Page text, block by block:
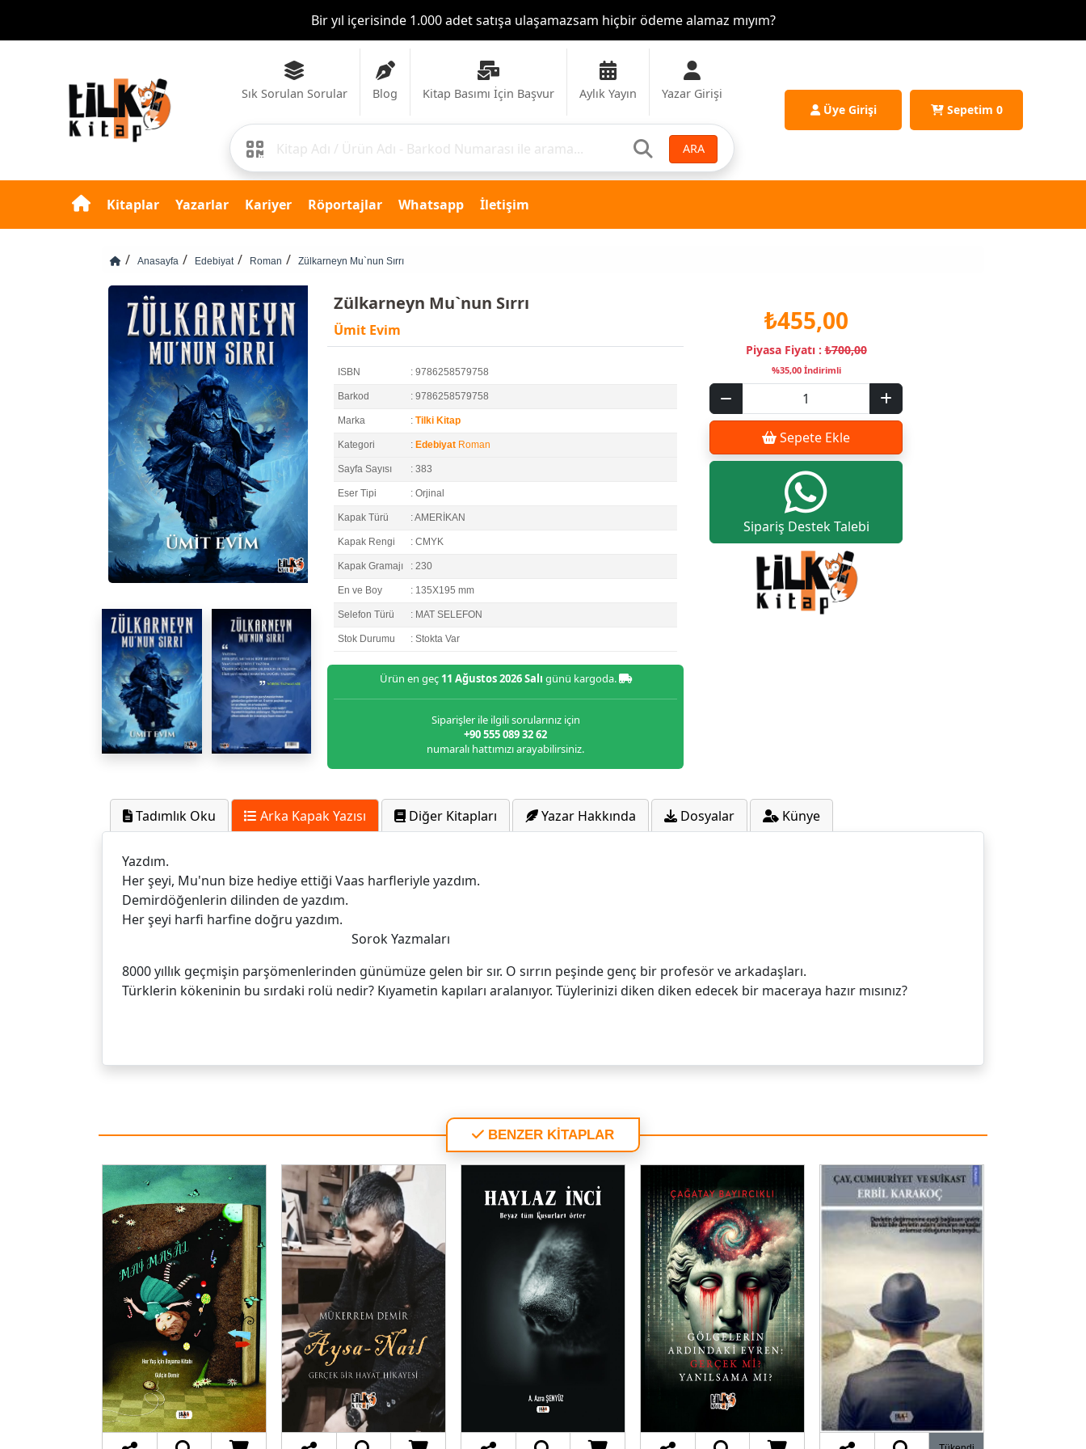
Bazı yayınevlerinde farklı isimlerle, farklı fiyatlarla, farklı baskı paketleri var. Sizde tek bir sistem mi var?
Sık Sorulan Sorular Blog Kitap Basımı İçin Başvur Aylık Yayın Yazar Girişi
ARA
Üye Girişi Sepetim 0
Kitaplar Yazarlar Kariyer Röportajlar Whatsapp İletişim
Anasayfa Edebiyat Roman Zülkarneyn Mu`nun Sırrı
Zülkarneyn Mu`nun Sırrı
Ümit Evim
ISBN : 9786258579758
Barkod : 9786258579758
Marka : Tilki Kitap
Kategori : Edebiyat Roman
Sayfa Sayısı : 383
Eser Tipi : Orjinal
Kapak Türü : AMERİKAN
Kapak Rengi : CMYK
Kapak Gramajı : 230
En ve Boy : 135X195 mm
Selefon Türü : MAT SELEFON
Stok Durumu : Stokta Var
Ürün en geç 11 Ağustos 2026 Salı günü kargoda.
Siparişler ile ilgili sorularınız için
+90 555 089 32 62
numaralı hattımızı arayabilirsiniz.
₺455,00
Piyasa Fiyatı :₺700,00
%35,00 İndirimli
Sepete Ekle
Sipariş Destek Talebi
Tadımlık Oku Arka Kapak Yazısı Diğer Kitapları Yazar Hakkında Dosyalar Künye
Yazdım.
Her şeyi, Mu'nun bize hediye ettiği Vaas harfleriyle yazdım.
Demirdöğenlerin dilinden de yazdım.
Her şeyi harfi harfine doğru yazdım.
Sorok Yazmaları
8000 yıllık geçmişin parşömenlerinden günümüze gelen bir sır. O sırrın peşinde genç bir profesör ve arkadaşları.
Türklerin kökeninin bu sırdaki rolü nedir? Kıyametin kapıları aralanıyor. Tüylerinizi diken diken edecek bir maceraya hazır mısınız?
BENZER KİTAPLAR